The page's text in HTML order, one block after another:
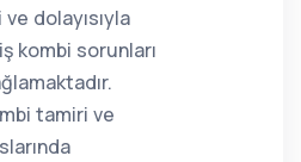
dolayısıyla
kombi sorunları
tamiri ve